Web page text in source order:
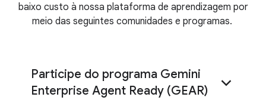
baixo custo à nossa plataforma de aprendizagem por
meio das seguintes comunidades e programas.
Participe do programa Gemini
Enterprise Agent Ready (GEAR)